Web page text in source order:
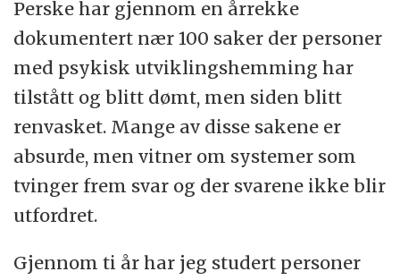
Perske har gjennom en årrekke
dokumentert nær 100 saker der personer
med psykisk utviklingshemming har
tilstått og blitt dømt, men siden blitt
renvasket. Mange av disse sakene er
absurde, men vitner om systemer som
tvinger frem svar og der svarene ikke blir
utfordret.
Gjennom ti år har jeg studert personer